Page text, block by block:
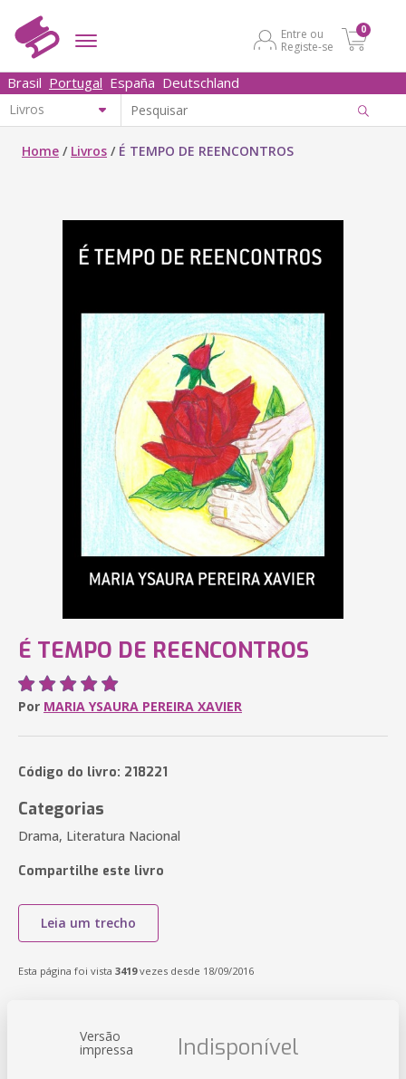
Entre ou
Registe-se
0
Brasil Portugal España Deutschland
Home / Livros / É TEMPO DE REENCONTROS
É TEMPO DE REENCONTROS
Por MARIA YSAURA PEREIRA XAVIER
Código do livro: 218221
Categorias
Drama, Literatura Nacional
Compartilhe este livro
Leia um trecho
Esta página foi vista 3419vezes desde 18/09/2016
Versão
impressa Indisponível